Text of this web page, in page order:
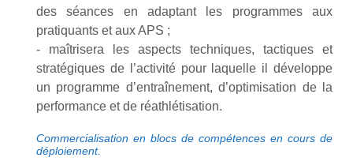
des séances en adaptant les programmes aux
pratiquants et aux APS ;
- maîtrisera les aspects techniques, tactiques et
stratégiques de l’activité pour laquelle il développe
un programme d’entraînement, d’optimisation de la
performance et de réathlétisation.
Commercialisation en blocs de compétences en cours de
déploiement.